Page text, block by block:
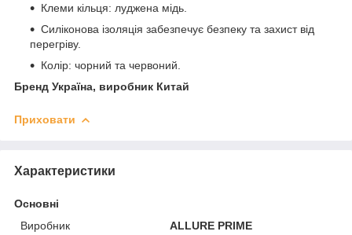
Клеми кільця: луджена мідь.
Силіконова ізоляція забезпечує безпеку та захист від
перегріву.
Колір: чорний та червоний.
Бренд Україна, виробник Китай
Приховати
Характеристики
Основні
Виробник
ALLURE PRIME